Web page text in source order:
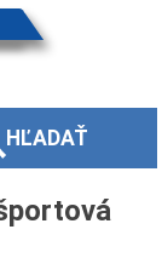
HĽADAŤ